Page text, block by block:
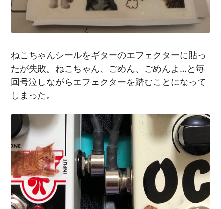
ねこちゃんシールをギターのエフェクターに貼っ
たが失敗。ねこちゃん、ごめん、ごめんよ…と毎
回号泣しながらエフェクターを踏むことになって
しまった。